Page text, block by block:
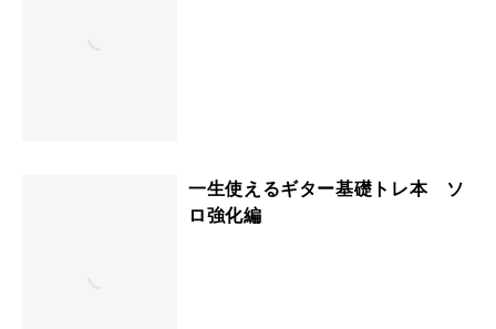
一生使えるギター基礎トレ本 ソ
ロ強化編